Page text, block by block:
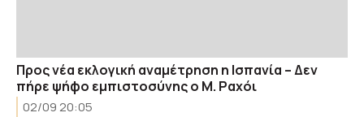
Προς νέα εκλογική αναμέτρηση η Ισπανία – Δεν
πήρε ψήφο εμπιστοσύνης ο Μ. Ραχόι
02/09 20:05